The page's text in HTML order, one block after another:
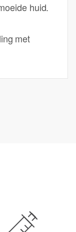
huid.
met